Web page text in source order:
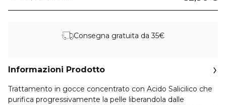
Consegna gratuita da 35€
Informazioni Prodotto
Trattamento in gocce concentrato con Acido Salicilico che
purifica progressivamente la pelle liberandola dalle